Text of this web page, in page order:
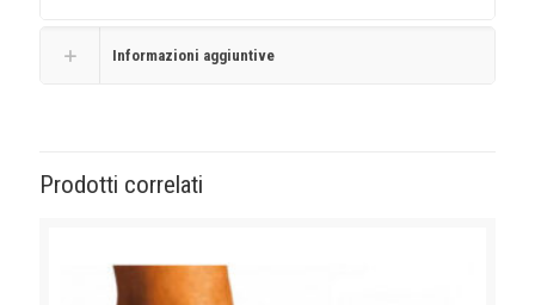
Informazioni aggiuntive
Prodotti correlati